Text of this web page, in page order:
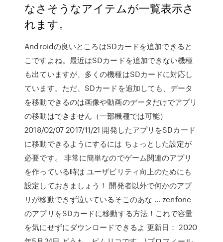
なさそうなアイテムが一覧表示さ
れます。
Androidの良いところはSDカードを追加できると
こですよね。最近はSDカードを追加できない機種
も出ていますが、多くの機種はSDカードに対応し
ています。ただ、SDカードを追加しても、データ
を移動できるのは画像や動画のデータだけでアプリ
の移動はできません（一部機種では可能）
2018/02/07 2017/11/21 開発したアプリをSDカード
に移動できるようにするには ちょっとした設定が
必要です。 非常に簡単なのでゲーム関連のアプリ
を作っている時は ユーザビリティ向上のためにも
設定しておきましょう！ 開発者以外で何かのアプ
リが移動できず泣いているそこのあな … zenfone
のアプリをSDカードに移動する方法！これで容量
を気にせずにダウンロードできるよ 更新日： 2020